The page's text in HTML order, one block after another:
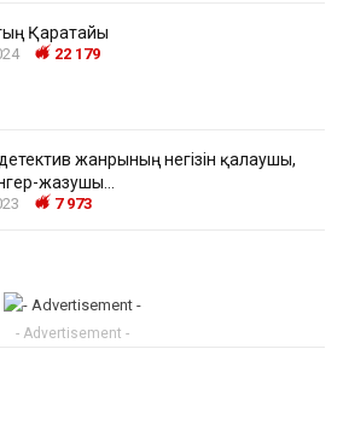
Қаратайы
22 179
жанрының негізін қалаушы,
жазушы…
7 973
- Advertisement -